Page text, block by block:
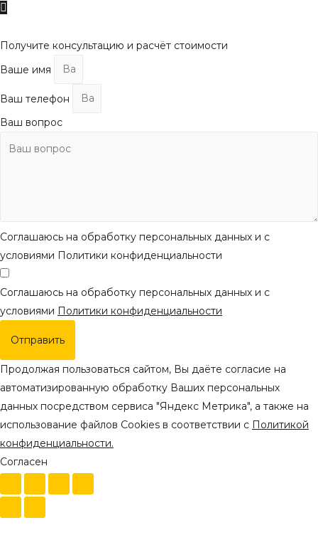
Получите консультацию и расчёт стоимости
Ваше имя
Ваш телефон
Ваш вопрос
Соглашаюсь на обработку персональных данных и с
условиями Политики конфиденциальности
Соглашаюсь на обработку персональных данных и с
условиями Политики конфиденциальности
Отправить
Продолжая пользоваться сайтом, Вы даёте согласие на
автоматизированную обработку Ваших персональных
данных посредством сервиса "Яндекс Метрика", а также на
использование файлов Cookies в соответствии с Политикой
конфиденциальности.
Согласен